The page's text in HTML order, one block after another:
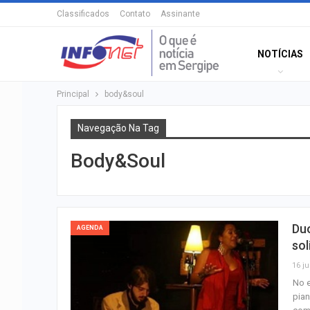
Classificados Contato Assinante
NOTÍCIAS
Principal body&soul
Navegação Na Tag
Body&soul
AGENDA
16
No